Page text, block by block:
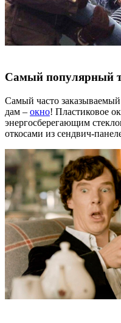
Самый популярный
Самый часто
дам – окно! Пластиковое
энергосберегающим
откосами из сендвич-